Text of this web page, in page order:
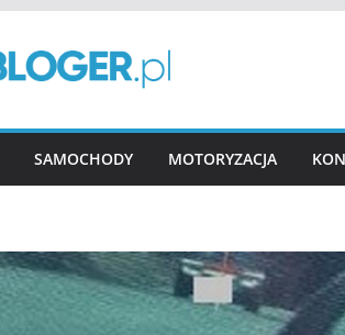
SAMOCHODY MOTORYZACJA